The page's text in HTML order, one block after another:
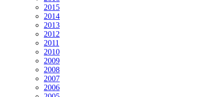
2015
2014
2013
2012
2011
2010
2009
2008
2007
2006